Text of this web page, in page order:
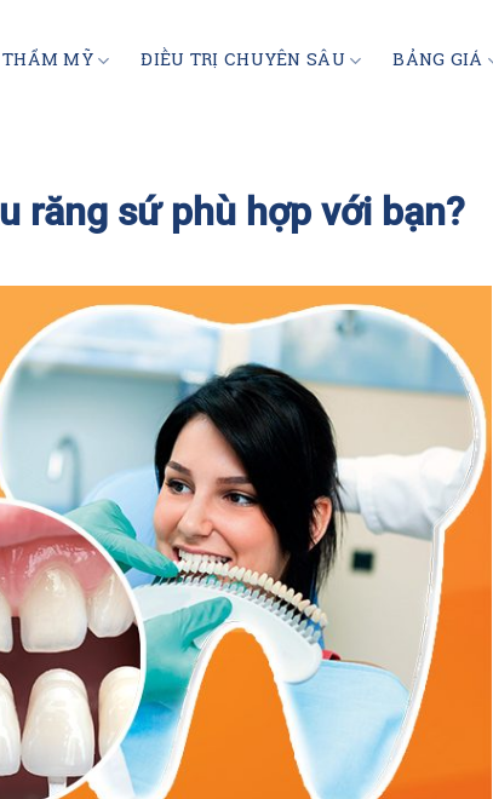
THẨM MỸ ĐIỀU TRỊ CHUYÊN SÂU BẢNG GIÁ
răng sứ phù hợp với bạn?